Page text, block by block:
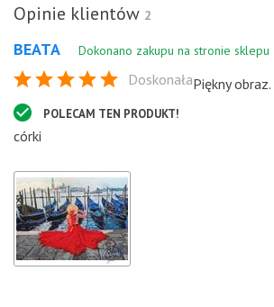
Opinie klientów 2
BEATA Dokonano zakupu na stronie sklepu
Doskonała
POLECAM TEN PRODUKT!
Piękny
córki